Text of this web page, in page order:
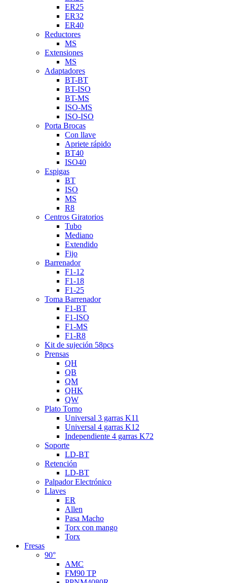
ER25
ER32
ER40
Reductores
MS
Extensiones
MS
Adaptadores
BT-BT
BT-ISO
BT-MS
ISO-MS
ISO-ISO
Porta Brocas
Con llave
Apriete rápido
BT40
ISO40
Espigas
BT
ISO
MS
R8
Centros Giratorios
Tubo
Mediano
Extendido
Fijo
Barrenador
F1-12
F1-18
F1-25
Toma Barrenador
F1-BT
F1-ISO
F1-MS
F1-R8
Kit de sujeción 58pcs
Prensas
QH
QB
QM
QHK
QW
Plato Torno
Universal 3 garras K11
Universal 4 garras K12
Independiente 4 garras K72
Soporte
LD-BT
Retención
LD-BT
Palpador Electrónico
Llaves
ER
Allen
Pasa Macho
Torx con mango
Torx
Fresas
90°
AMC
FM90 TP